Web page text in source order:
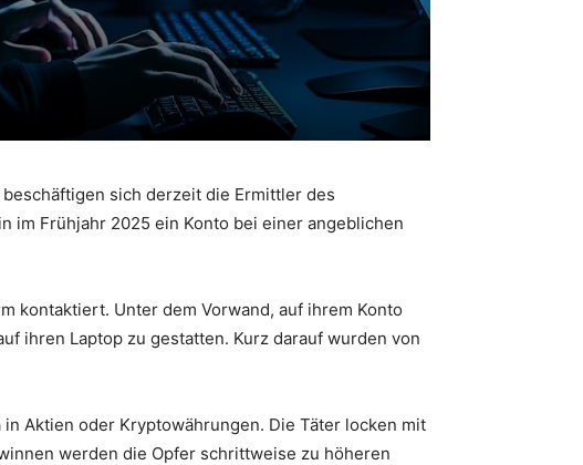
sich derzeit die Ermittler des
im Frühjahr 2025 ein Konto bei einer angeblichen
kontaktiert. Unter dem Vorwand, auf ihrem Konto
ihren Laptop zu gestatten. Kurz darauf wurden von
Aktien oder Kryptowährungen. Die Täter locken mit
werden die Opfer schrittweise zu höheren